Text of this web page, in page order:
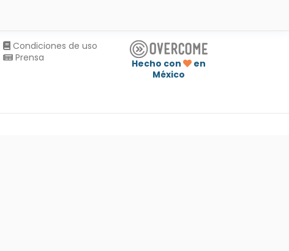
Condiciones de uso
Prensa
Hecho con
en
México